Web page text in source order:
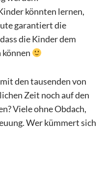
könnten lernen,
garantiert die
die Kinder dem
den tausenden von
Zeit noch auf den
Viele ohne Obdach,
Wer kümmert sich